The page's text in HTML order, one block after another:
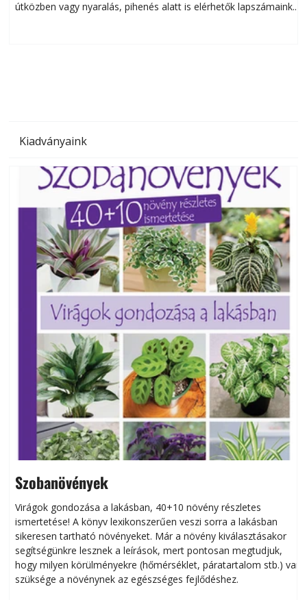
útközben vagy nyaralás, pihenés alatt is elérhetők lapszámaink.
Kiadványaink
Szobanövények
Virágok gondozása a lakásban, 40+10 növény részletes
ismertetése! A könyv lexikonszerűen veszi sorra a lakásban
sikeresen tart­ha­tó növényeket. Már a növény kiválasztásakor
segítségünkre lesznek a leírások, mert pontosan megtudjuk,
hogy milyen körülményekre (hőmérséklet, páratartalom stb.) van
szüksége a növénynek az egészséges fejlődéshez.